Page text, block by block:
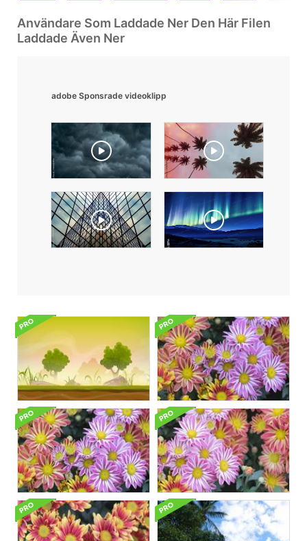
Användare Som Laddade Ner Den Här Filen
Laddade Även Ner
adobe Sponsrade videoklipp